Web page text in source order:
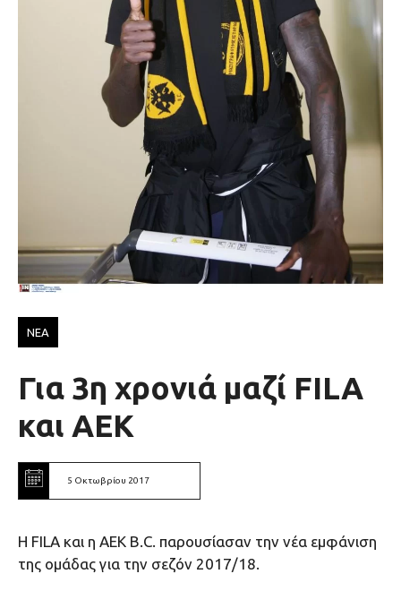
ΝΕΑ
Για 3η χρονιά μαζί FΙLA
και ΑΕΚ
5 Οκτωβρίου 2017
Η FILA και η ΑΕΚ B.C. παρουσίασαν την νέα εμφάνιση
της ομάδας για την σεζόν 2017/18.